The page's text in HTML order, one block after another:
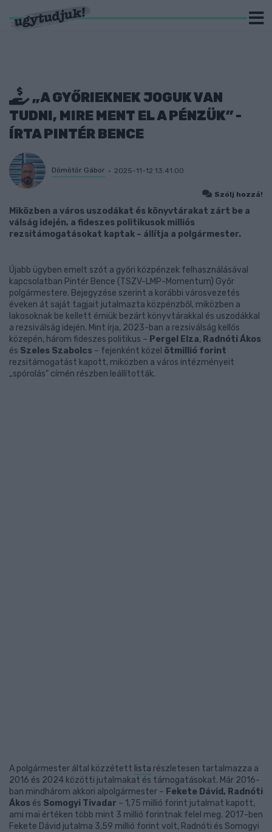
„A GYŐRIEKNEK JOGUK VAN
TUDNI, MIRE MENT EL A PÉNZÜK” -
ÍRTA PINTÉR BENCE
Dömötör Gábor 2025-11-12 13:41:00
Szólj hozzá!
Miközben a város uszodákat és könyvtárakat zárt be a
válság idején, a fideszes politikusok milliós
rezsitámogatásokat kaptak – állítja a polgármester.
Újabb ügyben emelt szót a győri közpénzek felhasználásával
kapcsolatban Pintér Bence (TSZV-LMP-Momentum) Győr
polgármestere. Bejegyzése szerint a korábbi városvezetés
éveken át saját tagjait jutalmazta közpénzből, miközben a
lakosoknak be kellett érniük bezárt könyvtárakkal és uszodákkal
a rezsiválság idején. Mint írja, 2023-ban a rezsiválság kellős
közepén, három fideszes politikus – Pergel Elza, Radnóti Ákos
és Szeles Szabolcs – fejenként közel ötmillió forint
rezsitámogatást kapott, miközben a város intézményeit
„spórolás” címén részben leállították.
A polgármester által közzétett lista részletesen tartalmazza a
2016 és 2024 közötti jutalmakat és támogatásokat. Már 2016-
ban mindhárom akkori alpolgármester – Fekete Dávid, Radnóti
Ákos és Somogyi Tivadar – 1,75 millió forint jutalmat kapott,
ami mai értéken több mint 3 millió forintnak felel meg. 2017-ben
Fekete Dávid jutalma 3,59 millió forint volt, Radnóti és Somogyi